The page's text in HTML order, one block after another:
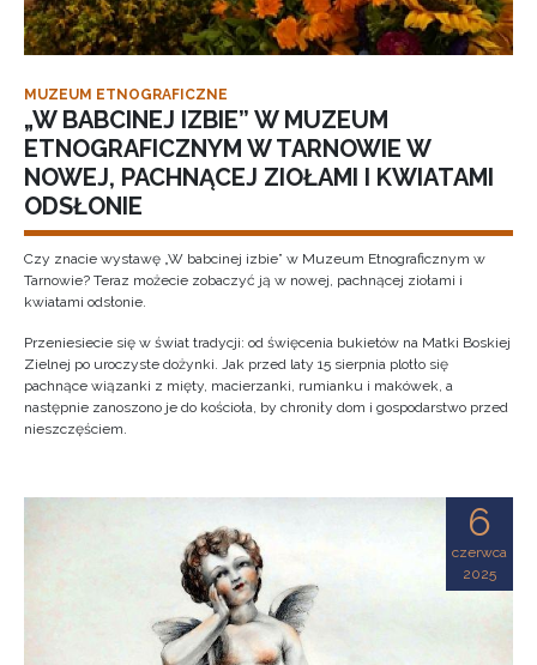
MUZEUM ETNOGRAFICZNE
„W BABCINEJ IZBIE” W MUZEUM
ETNOGRAFICZNYM W TARNOWIE W
NOWEJ, PACHNĄCEJ ZIOŁAMI I KWIATAMI
ODSŁONIE
Czy znacie wystawę „W babcinej izbie” w Muzeum Etnograficznym w
Tarnowie? Teraz możecie zobaczyć ją w nowej, pachnącej ziołami i
kwiatami odsłonie.
Przeniesiecie się w świat tradycji: od święcenia bukietów na Matki Boskiej
Zielnej po uroczyste dożynki. Jak przed laty 15 sierpnia plotło się
pachnące wiązanki z mięty, macierzanki, rumianku i makówek, a
następnie zanoszono je do kościoła, by chroniły dom i gospodarstwo przed
nieszczęściem.
6
czerwca
2025